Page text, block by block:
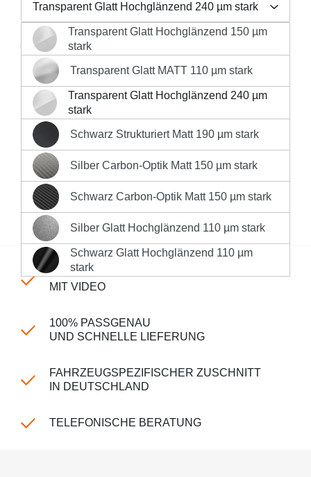
Transparent Glatt Hochglänzend 240 µm stark
Transparent Glatt Hochglänzend 150 µm
stark
Transparent Glatt Hochglänzend 150 µm stark
Transparent Glatt MATT 110 µm stark
Transparent Glatt MATT 110 µm stark
Transparent Glatt Hochglänzend 240 µm
stark
Transparent Glatt Hochglänzend 240 µm stark
Schwarz Strukturiert Matt 190 µm stark
Schwarz Strukturiert Matt 190 µm stark
Silber Carbon-Optik Matt 150 µm stark
Silber Carbon-Optik Matt 150 µm stark
Schwarz Carbon-Optik Matt 150 µm stark
Schwarz Carbon-Optik Matt 150 µm stark
Silber Glatt Hochglänzend 110 µm stark
Silber Glatt Hochglänzend 110 µm stark
Schwarz Glatt Hochglänzend 110 µm
stark
Schwarz Glatt Hochglänzend 110 µm stark
Regulärer Preis:
26,90 €
Preise inkl. MwSt. zzgl. Versandkosten
Produkt Anzahl: Gib den gewünschten
IN DEN WARENKORB
Sofort versandfertig, Lieferzeit 1-3 Werktage innerhalb
Deutschlands **
Produktnummer:
EINFACHE MONTAGE
MIT VIDEO
100% PASSGENAU
UND SCHNELLE LIEFERUNG
FAHRZEUGSPEZIFISCHER ZUSCHNITT
IN DEUTSCHLAND
TELEFONISCHE BERATUNG